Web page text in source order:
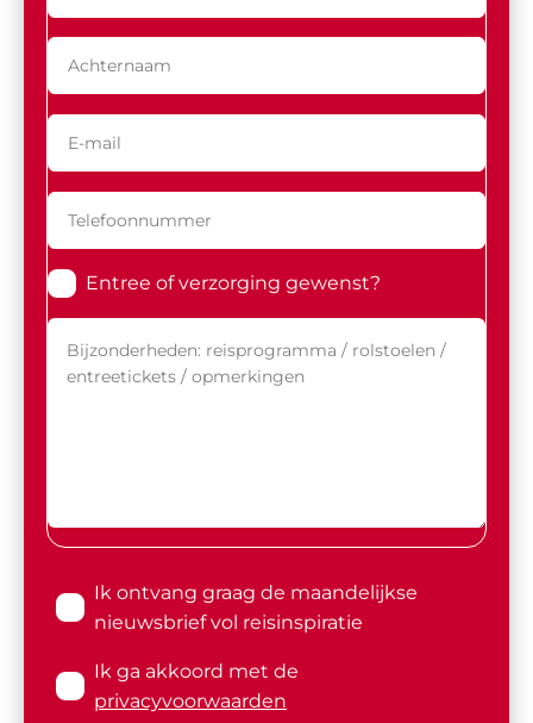
Entree of verzorging gewenst?
Ik ontvang graag de maandelijkse
nieuwsbrief vol reisinspiratie
Ik ga akkoord met de
privacyvoorwaarden